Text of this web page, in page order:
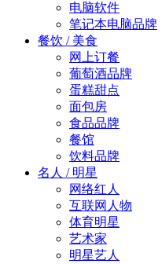
电脑软件
笔记本电脑品牌
餐饮 / 美食
网上订餐
葡萄酒品牌
蛋糕甜点
面包房
食品品牌
餐馆
饮料品牌
名人 / 明星
网络红人
互联网人物
体育明星
艺术家
明星艺人